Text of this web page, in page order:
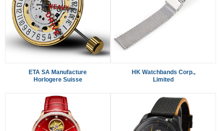
ETA SA Manufacture
Horlogere Suisse
HK Watchbands Corp.,
Limited